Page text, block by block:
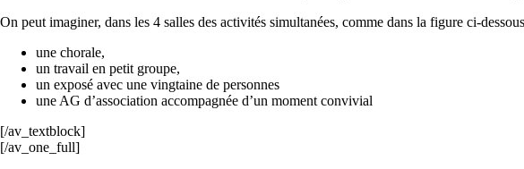
On peut imaginer, dans les 4 salles des activités simultanées, comme dans la figure ci-
une chorale,
un travail en petit groupe,
un exposé avec une vingtaine de personnes
une AG d’association accompagnée d’un moment convivial
[/av_textblock]
[/av_one_full]